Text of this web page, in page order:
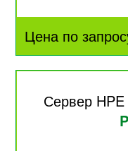
Цена по
Сервер